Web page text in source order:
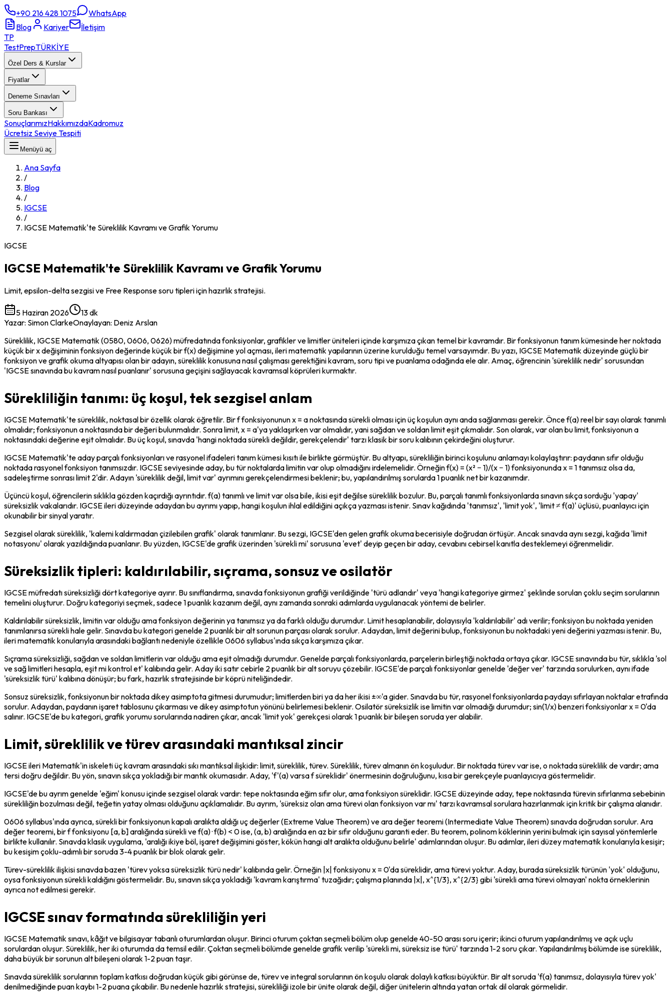
+90 216 428 1075
WhatsApp
Blog
Kariyer
İletişim
TP
TestPrepTÜRKİYE
Özel Ders & Kurslar
Fiyatlar
Deneme Sınavları
Soru Bankası
SonuçlarımızHakkımızdaKadromuz
Ücretsiz Seviye Tespiti
Menüyü aç
Ana Sayfa
/
Blog
/
IGCSE
/
IGCSE Matematik'te Süreklilik Kavramı ve Grafik Yorumu
IGCSE
IGCSE Matematik'te Süreklilik Kavramı ve Grafik Yorumu
Limit, epsilon-delta sezgisi ve Free Response soru tipleri için hazırlık stratejisi.
5 Haziran 2026
13 dk
Yazar: Simon ClarkeOnaylayan: Deniz Arslan
Süreklilik, IGCSE Matematik (0580, 0606, 0626) müfredatında fonksiyonlar, grafikler ve limitler üniteleri içinde karşımıza çıkan temel bir kavramdır. Bir fonksiyonun tanım kümesinde her noktada
küçük bir x değişiminin fonksiyon değerinde küçük bir f(x) değişimine yol açması, ileri matematik yapılarının üzerine kurulduğu temel varsayımdır. Bu yazı, IGCSE Matematik düzeyinde güçlü bir
fonksiyon ve grafik okuma altyapısı olan bir adayın, süreklilik konusuna nasıl çalışması gerektiğini kavram, soru tipi ve puanlama odağında ele alır. Amaç, öğrencinin 'süreklilik nedir' sorusundan
'IGCSE sınavında bu kavram nasıl puanlanır' sorusuna geçişini sağlayacak kavramsal köprüleri kurmaktır.
Sürekliliğin tanımı: üç koşul, tek sezgisel anlam
IGCSE Matematik'te süreklilik, noktasal bir özellik olarak öğretilir. Bir f fonksiyonunun x = a noktasında sürekli olması için üç koşulun aynı anda sağlanması gerekir. Önce f(a) reel bir sayı olarak tanımlı
olmalıdır; fonksiyonun a noktasında bir değeri bulunmalıdır. Sonra limit, x = a'ya yaklaşırken var olmalıdır, yani sağdan ve soldan limit eşit çıkmalıdır. Son olarak, var olan bu limit, fonksiyonun a
noktasındaki değerine eşit olmalıdır. Bu üç koşul, sınavda 'hangi noktada sürekli değildir, gerekçelendir' tarzı klasik bir soru kalıbının çekirdeğini oluşturur.
IGCSE Matematik'te aday parçalı fonksiyonları ve rasyonel ifadeleri tanım kümesi kısıtı ile birlikte görmüştür. Bu altyapı, sürekliliğin birinci koşulunu anlamayı kolaylaştırır: paydanın sıfır olduğu
noktada rasyonel fonksiyon tanımsızdır. IGCSE seviyesinde aday, bu tür noktalarda limitin var olup olmadığını irdelemelidir. Örneğin f(x) = (x² − 1)/(x − 1) fonksiyonunda x = 1 tanımsız olsa da,
sadeleştirme sonrası limit 2'dir. Adayın 'süreklilik değil, limit var' ayrımını gerekçelendirmesi beklenir; bu, yapılandırılmış sorularda 1 puanlık net bir kazanımdır.
Üçüncü koşul, öğrencilerin sıklıkla gözden kaçırdığı ayrıntıdır. f(a) tanımlı ve limit var olsa bile, ikisi eşit değilse süreklilik bozulur. Bu, parçalı tanımlı fonksiyonlarda sınavın sıkça sorduğu 'yapay'
süreksizlik vakalarıdır. IGCSE ileri düzeyinde adaydan bu ayrımı yapıp, hangi koşulun ihlal edildiğini açıkça yazması istenir. Sınav kağıdında 'tanımsız', 'limit yok', 'limit ≠ f(a)' üçlüsü, puanlayıcı için
okunabilir bir sinyal yaratır.
Sezgisel olarak süreklilik, 'kalemi kaldırmadan çizilebilen grafik' olarak tanımlanır. Bu sezgi, IGCSE'den gelen grafik okuma becerisiyle doğrudan örtüşür. Ancak sınavda aynı sezgi, kağıda 'limit
notasyonu' olarak yazıldığında puanlanır. Bu yüzden, IGCSE'de grafik üzerinden 'sürekli mi' sorusuna 'evet' deyip geçen bir aday, cevabını cebirsel kanıtla desteklemeyi öğrenmelidir.
Süreksizlik tipleri: kaldırılabilir, sıçrama, sonsuz ve osilatör
IGCSE müfredatı süreksizliği dört kategoriye ayırır. Bu sınıflandırma, sınavda fonksiyonun grafiği verildiğinde 'türü adlandır' veya 'hangi kategoriye girmez' şeklinde sorulan çoklu seçim sorularının
temelini oluşturur. Doğru kategoriyi seçmek, sadece 1 puanlık kazanım değil, aynı zamanda sonraki adımlarda uygulanacak yöntemi de belirler.
Kaldırılabilir süreksizlik, limitin var olduğu ama fonksiyon değerinin ya tanımsız ya da farklı olduğu durumdur. Limit hesaplanabilir, dolayısıyla 'kaldırılabilir' adı verilir; fonksiyon bu noktada yeniden
tanımlanırsa sürekli hale gelir. Sınavda bu kategori genelde 2 puanlık bir alt sorunun parçası olarak sorulur. Adaydan, limit değerini bulup, fonksiyonun bu noktadaki yeni değerini yazması istenir. Bu,
ileri matematik konularıyla arasındaki bağlantı nedeniyle özellikle 0606 syllabus'ında sıkça karşımıza çıkar.
Sıçrama süreksizliği, sağdan ve soldan limitlerin var olduğu ama eşit olmadığı durumdur. Genelde parçalı fonksiyonlarda, parçelerin birleştiği noktada ortaya çıkar. IGCSE sınavında bu tür, sıklıkla 'sol
ve sağ limitleri hesapla, eşit mi kontrol et' kalıbında gelir. Aday iki satır cebirle 2 puanlık bir alt soruyu çözebilir. IGCSE'de parçalı fonksiyonlar genelde 'değer ver' tarzında sorulurken, aynı ifade
'süreksizlik türü' kalıbına dönüşür; bu fark, hazırlık stratejisinde bir köprü niteliğindedir.
Sonsuz süreksizlik, fonksiyonun bir noktada dikey asimptota gitmesi durumudur; limitlerden biri ya da her ikisi ±∞'a gider. Sınavda bu tür, rasyonel fonksiyonlarda paydayı sıfırlayan noktalar etrafında
sorulur. Adaydan, paydanın işaret tablosunu çıkarması ve dikey asimptotun yönünü belirlemesi beklenir. Osilatör süreksizlik ise limitin var olmadığı durumdur; sin(1/x) benzeri fonksiyonlar x = 0'da
salınır. IGCSE'de bu kategori, grafik yorumu sorularında nadiren çıkar, ancak 'limit yok' gerekçesi olarak 1 puanlık bir bileşen soruda yer alabilir.
Limit, süreklilik ve türev arasındaki mantıksal zincir
IGCSE ileri Matematik'in iskeleti üç kavram arasındaki sıkı mantıksal ilişkidir: limit, süreklilik, türev. Süreklilik, türev almanın ön koşuludur. Bir noktada türev var ise, o noktada süreklilik de vardır; ama
tersi doğru değildir. Bu yön, sınavın sıkça yokladığı bir mantık okumasıdır. Aday, 'f'(a) varsa f süreklidir' önermesinin doğruluğunu, kısa bir gerekçeyle puanlayıcıya göstermelidir.
IGCSE'de bu ayrım genelde 'eğim' konusu içinde sezgisel olarak vardır: tepe noktasında eğim sıfır olur, ama fonksiyon süreklidir. IGCSE düzeyinde aday, tepe noktasında türevin sıfırlanma sebebinin
sürekliliğin bozulması değil, teğetin yatay olması olduğunu açıklamalıdır. Bu ayrım, 'süreksiz olan ama türevi olan fonksiyon var mı' tarzı kavramsal sorulara hazırlanmak için kritik bir çalışma alanıdır.
0606 syllabus'ında ayrıca, sürekli bir fonksiyonun kapalı aralıkta aldığı uç değerler (Extreme Value Theorem) ve ara değer teoremi (Intermediate Value Theorem) sınavda doğrudan sorulur. Ara
değer teoremi, bir f fonksiyonu [a, b] aralığında sürekli ve f(a) · f(b) < 0 ise, (a, b) aralığında en az bir sıfır olduğunu garanti eder. Bu teorem, polinom köklerinin yerini bulmak için sayısal yöntemlerle
birlikte kullanılır. Sınavda klasik uygulama, 'aralığı ikiye böl, işaret değişimini göster, kökün hangi alt aralıkta olduğunu belirle' adımlarından oluşur. Bu adımlar, ileri düzey matematik konularıyla kesişir;
bu kesişim çoklu-adımlı bir soruda 3-4 puanlık bir blok olarak gelir.
Türev-süreklilik ilişkisi sınavda bazen 'türev yoksa süreksizlik türü nedir' kalıbında gelir. Örneğin |x| fonksiyonu x = 0'da süreklidir, ama türevi yoktur. Aday, burada süreksizlik türünün 'yok' olduğunu,
oysa fonksiyonun sürekli kaldığını göstermelidir. Bu, sınavın sıkça yokladığı 'kavram karıştırma' tuzağıdır; çalışma planında |x|, x^{1/3}, x^{2/3} gibi 'sürekli ama türevi olmayan' nokta örneklerinin
ayrıca not edilmesi gerekir.
IGCSE sınav formatında sürekliliğin yeri
IGCSE Matematik sınavı, kâğıt ve bilgisayar tabanlı oturumlardan oluşur. Birinci oturum çoktan seçmeli bölüm olup genelde 40-50 arası soru içerir; ikinci oturum yapılandırılmış ve açık uçlu
sorulardan oluşur. Süreklilik, her iki oturumda da temsil edilir. Çoktan seçmeli bölümde genelde grafik verilip 'sürekli mi, süreksiz ise türü' tarzında 1-2 soru çıkar. Yapılandırılmış bölümde ise süreklilik,
daha büyük bir sorunun alt bileşeni olarak 1-2 puan taşır.
Sınavda süreklilik sorularının toplam katkısı doğrudan küçük gibi görünse de, türev ve integral sorularının ön koşulu olarak dolaylı katkısı büyüktür. Bir alt soruda 'f(a) tanımsız, dolayısıyla türev yok'
denilmediğinde puan kaybı 1-2 puana çıkabilir. Bu nedenle hazırlık stratejisi, sürekliliği izole bir ünite olarak değil, diğer ünitelerin altında yatan ortak dil olarak görmelidir.